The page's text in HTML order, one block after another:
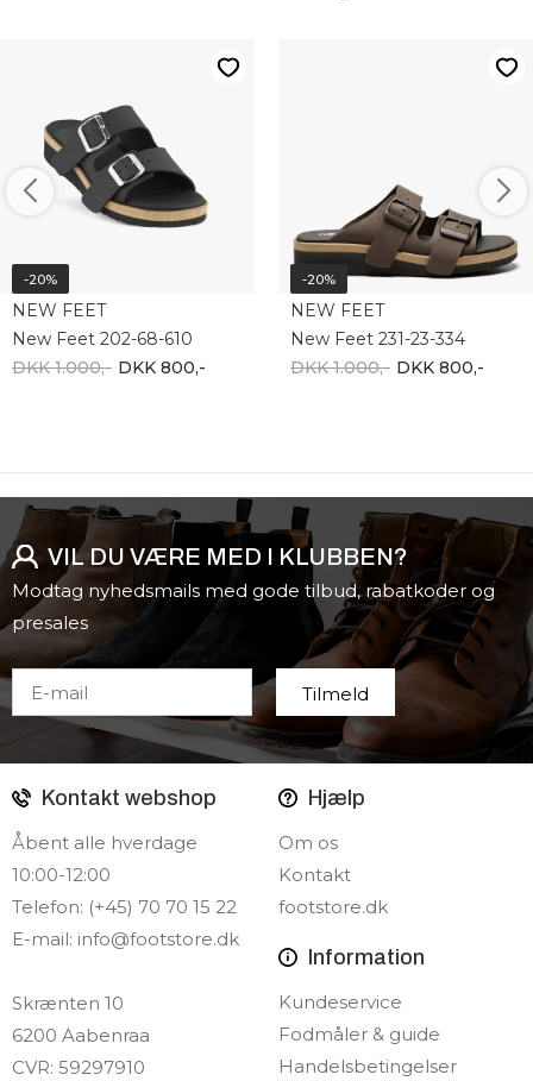
-20%
NEW FEET
New Feet 202-68-610
DKK 1.000,- DKK 800,-
-20%
NEW FEET
New Feet 231-23-334
DKK 1.000,- DKK 800,-
VIL DU VÆRE MED I KLUBBEN?
Modtag nyhedsmails med gode tilbud, rabatkoder og
presales
Kontakt webshop
Åbent alle hverdage
10:00-12:00
Telefon: (+45) 70 70 15 22
E-mail: info@footstore.dk
Skrænten 10
6200 Aabenraa
CVR: 59297910
Hjælp
Om os
Kontakt
footstore.dk
Information
Kundeservice
Fodmåler & guide
Handelsbetingelser